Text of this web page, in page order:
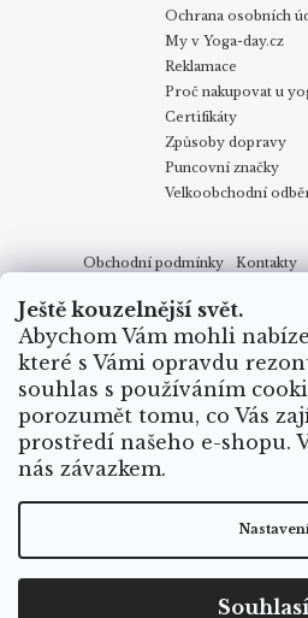
Ještě kouzelnější svět.
Abychom Vám mohli
které s Vámi opravdu
souhlas s používáním
porozumět tomu, co Vás
prostředí našeho e-shopu.
nás závazkem.
Ochrana osobních
My v Yoga-day.cz
Reklamace
Proč nakupovat u
Certifikáty
Způsoby dopravy
Puncovní značky
Velkoobchodní
Obchodní podmínky Kontakty
Způsoby
Vytvořil
Copyright 2026 Yoga Day .